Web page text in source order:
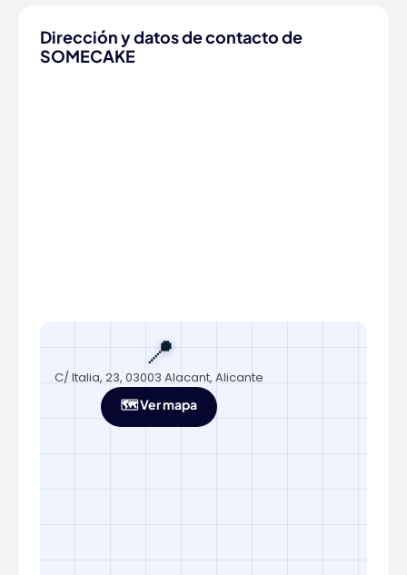
Dirección y datos de contacto de
SOMECAKE
📍
C/ Italia, 23, 03003 Alacant, Alicante
🗺️ Ver mapa